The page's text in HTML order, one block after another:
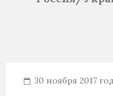
30 ноября 2017